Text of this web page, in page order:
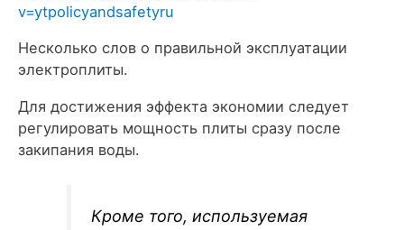
v=ytpolicyandsafetyru
Несколько слов о правильной эксплуатации
электроплиты.
Для достижения эффекта экономии следует
регулировать мощность плиты сразу после
закипания воды.
Кроме того, используемая